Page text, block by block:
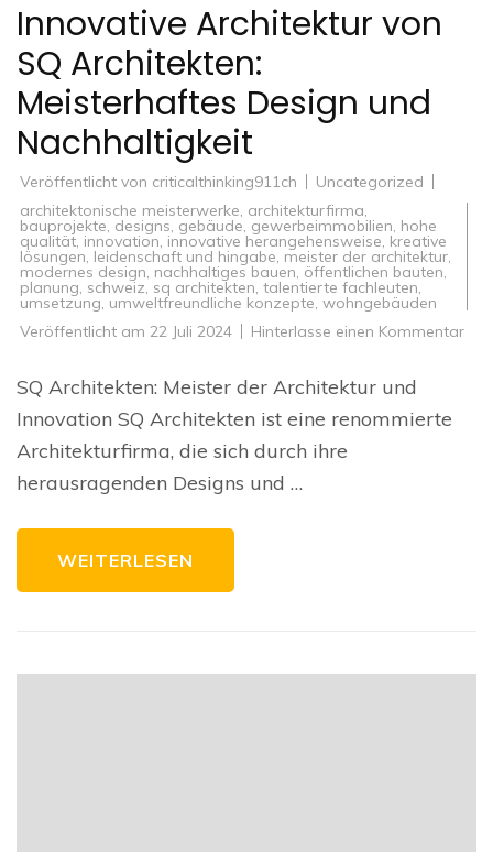
Innovative Architektur von
SQ Architekten:
Meisterhaftes Design und
Nachhaltigkeit
Veröffentlicht von criticalthinking911ch
Uncategorized
architektonische meisterwerke, architekturfirma,
bauprojekte, designs, gebäude, gewerbeimmobilien, hohe
qualität, innovation, innovative herangehensweise, kreative
lösungen, leidenschaft und hingabe, meister der architektur,
modernes design, nachhaltiges bauen, öffentlichen bauten,
planung, schweiz, sq architekten, talentierte fachleuten,
umsetzung, umweltfreundliche konzepte, wohngebäuden
Veröffentlicht am 22 Juli 2024 Hinterlasse einen Kommentarzu
SQ Architekten: Meister der Architektur und
Innovation SQ Architekten ist eine renommierte
Architekturfirma, die sich durch ihre
herausragenden Designs und …
WEITERLESEN